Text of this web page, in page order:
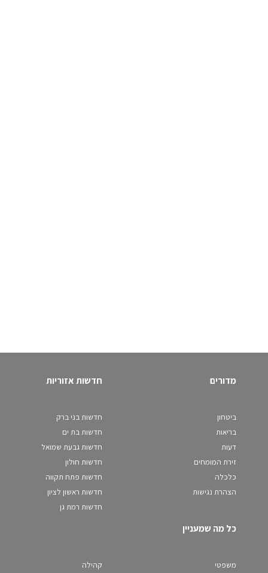
מדורים
ביטחון
בריאות
דעות
זירת המומחים
כלכלה
הצהרת נגישות
חדשות אזוריות
חדשות בני ברק
חדשות בת ים
חדשות גבעת שמואל
חדשות חולון
חדשות פתח תקווה
חדשות ראשון לציון
חדשות רמת גן
כל מה שמעניין
משפטי
קהילה